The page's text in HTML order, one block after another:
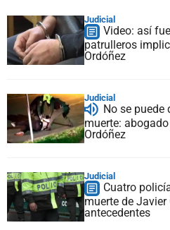
Judicial
Video: así
patrulleros
Ordóñez
Judicial
No se puede
muerte:
Ordóñez
Judicial
Cuatro
muerte de
antecedentes